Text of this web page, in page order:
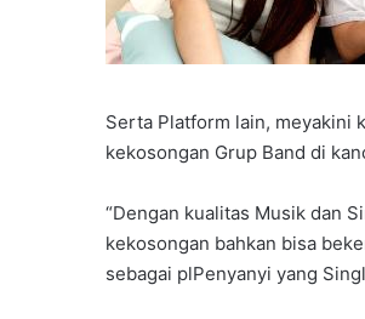
Serta Platform lain, meyakini
kekosongan Grup Band di
“Dengan kualitas Musik dan
kekosongan bahkan bisa
sebagai plPenyanyi yang